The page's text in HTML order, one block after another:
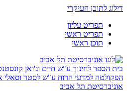
דילוג לתוכן העיקרי
תפריט עליון
תפריט ראשי
תוכן ראשי
בית הספר לחינוך ע"ש חיים וג'ואן
הפקולטה למדעי הרוח ע"ש לסטר וסאלי
אוניברסיטת תל אביב